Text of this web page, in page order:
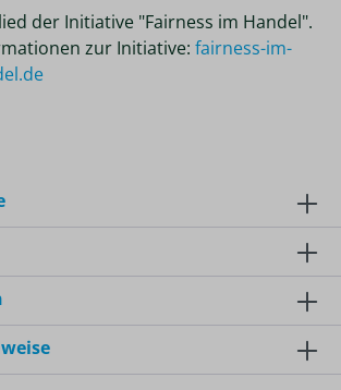
der Initiative "Fairness im Handel".
zur Initiative: fairness-im-